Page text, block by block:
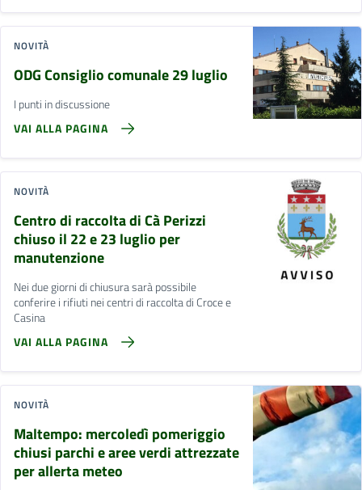
NOVITÀ
ODG Consiglio comunale 29 luglio
I punti in discussione
VAI ALLA PAGINA
NOVITÀ
Centro di raccolta di Cà Perizzi
chiuso il 22 e 23 luglio per
manutenzione
Nei due giorni di chiusura sarà possibile
conferire i rifiuti nei centri di raccolta di Croce e
Casina
VAI ALLA PAGINA
NOVITÀ
Maltempo: mercoledì pomeriggio
chiusi parchi e aree verdi attrezzate
per allerta meteo